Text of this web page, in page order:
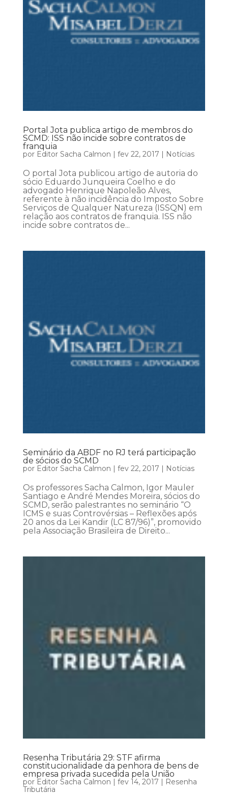
Portal Jota publica artigo de membros do
SCMD: ISS não incide sobre contratos de
franquia
por Editor Sacha Calmon fev 22, 2017 Notícias
O portal Jota publicou artigo de autoria do
sócio Eduardo Junqueira Coelho e do
advogado Henrique Napoleão Alves,
referente à não incidência do Imposto Sobre
Serviços de Qualquer Natureza (ISSQN) em
relação aos contratos de franquia. ISS não
incide sobre contratos de...
Seminário da ABDF no RJ terá participação
de sócios do SCMD
por Editor Sacha Calmon | fev 22, 2017 | Notícias
Os professores Sacha Calmon, Igor Mauler
Santiago e André Mendes Moreira, sócios do
SCMD, serão palestrantes no seminário “O
ICMS e suas Controvérsias – Reflexões após
20 anos da Lei Kandir (LC 87/96)”, promovido
pela Associação Brasileira de Direito...
Resenha Tributária 29: STF afirma
constitucionalidade da penhora de bens de
empresa privada sucedida pela União
por Editor Sacha Calmon | fev 14, 2017 | Resenha
Tributária